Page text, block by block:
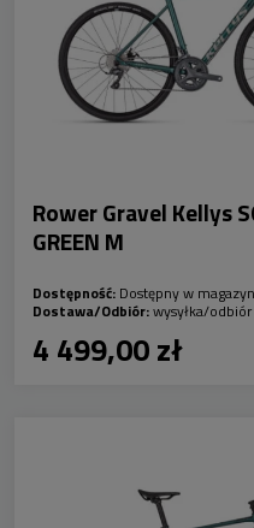
Rower Gravel Kellys
GREEN M
Dostępność: Dostępny w
Dostawa/Odbiór:wysyłka/
4 499,00 zł